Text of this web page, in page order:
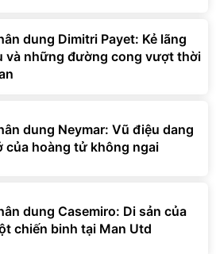
dung Dimitri Payet: Kẻ lãng
và những đường cong vượt thời
dung Neymar: Vũ điệu dang
của hoàng tử không ngai
dung Casemiro: Di sản của
chiến binh tại Man Utd